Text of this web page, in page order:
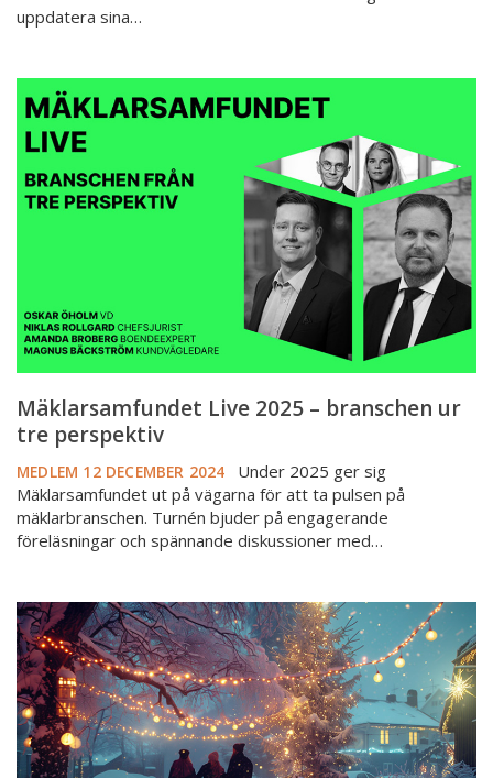
uppdatera sina…
Mäklarsamfundet
Live
2025
branschen
Mäklarsamfundet Live 2025 – branschen ur
tre perspektiv
MEDLEM 12 DECEMBER 2024
Under 2025 ger sig
Mäklarsamfundet ut på vägarna för att ta pulsen på
mäklarbranschen. Turnén bjuder på engagerande
föreläsningar och spännande diskussioner med…
God
jul
och
information
om
årsmötet
2025